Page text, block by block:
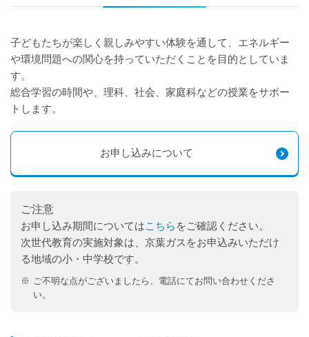
子どもたちが楽しく親しみやすい体験を通して、エネルギー
や環境問題への関心を持っていただくことを目的としていま
す。
総合学習の時間や、理科、社会、家庭科などの授業をサポー
トします。
お申し込みについて
ご注意
お申し込み期間についてはこちら をご確認ください。
次世代教育の実施対象は、京葉ガスをお申込みいただけ
る地域の小・中学校です。
※ ご不明な点がございましたら、電話にてお問い合わせくださ
い。